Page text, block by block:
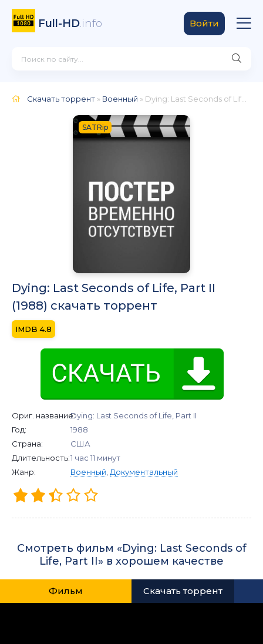
Full-HD.info Войти
Скачать торрент » Военный » Dying: Last Seconds of Life, Part II
SATRip
Dying: Last Seconds of Life, Part II
(1988) скачать торрент
4.8
Ориг. название:Dying: Last Seconds of Life, Part II
Год:
1988
Страна:
США
Длительность:1 час 11 минут
Жанр:
Военный Документальный
Смотреть фильм «Dying: Last Seconds of
Life, Part II» в хорошем качестве
Фильм Скачать торрент